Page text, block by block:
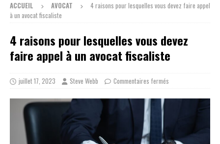
ACCUEIL AVOCAT
4 raisons pour lesquelles vous devez faire appel
à un avocat fiscaliste
4 raisons pour lesquelles vous devez
faire appel à un avocat fiscaliste
juillet 17, 2023 Steve Webb Commentaires fermés